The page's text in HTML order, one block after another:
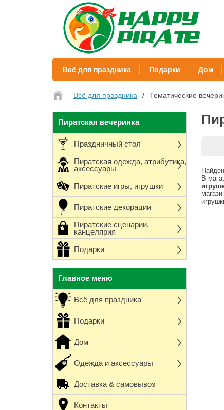
Всё для праздника Подарки Дом
Всё для праздника Тематические
Пиратская вечеринка
Праздничный стол
Пиратская одежда, атрибутика,
аксессуары
Пиратские игры, игрушки
Пиратские декорации
Пиратские сценарии,
канцелярия
Подарки
Главное меню
Всё для праздника
Подарки
Дом
Одежда и аксессуары
Доставка & самовывоз
Контакты
В